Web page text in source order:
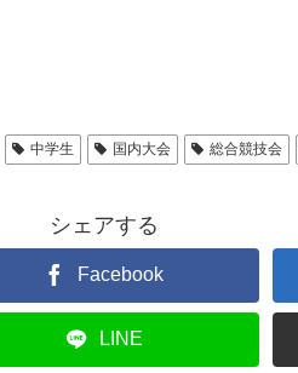
中学生 国内大会 総合競技会
シェアする
Facebook
LINE